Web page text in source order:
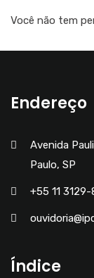
Você não tem
Endereço
Avenida
Paulo, SP
+55 11
Índice